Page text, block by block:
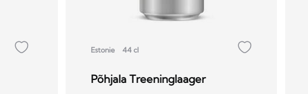
Estonie 44 cl
Põhjala Treeninglaager